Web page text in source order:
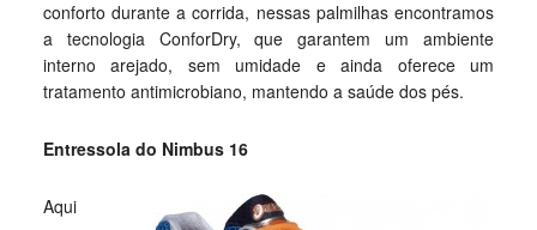
conforto durante a corrida, nessas palmilhas encontramos
a tecnologia ConforDry, que garantem um ambiente
interno arejado, sem umidade e ainda oferece um
tratamento antimicrobiano, mantendo a saúde dos pés.
Entressola do Nimbus 16
Aqui